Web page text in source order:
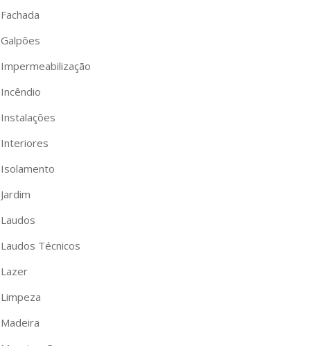
Fachada
Galpões
Impermeabilização
Incêndio
Instalações
Interiores
Isolamento
Jardim
Laudos
Laudos Técnicos
Lazer
Limpeza
Madeira